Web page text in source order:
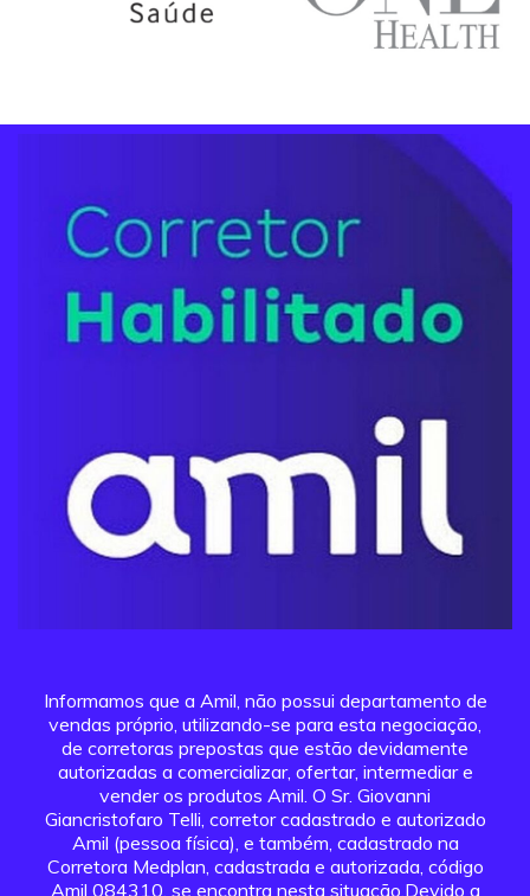
Informamos que a Amil, não possui departamento de
vendas próprio, utilizando-se para esta negociação,
de corretoras prepostas que estão devidamente
autorizadas a comercializar, ofertar, intermediar e
vender os produtos Amil. O Sr. Giovanni
Giancristofaro Telli, corretor cadastrado e autorizado
Amil (pessoa física), e também, cadastrado na
Corretora Medplan, cadastrada e autorizada, código
Amil 084310, se encontra nesta situação.Devido a